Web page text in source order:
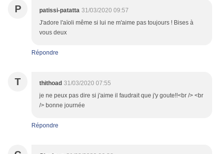
P patissi-patatta 31/03/2020 09:57
J'adore l'aïoli même si lui ne m'aime pas toujours ! Bises à
vous deux
Répondre
T thithoad 31/03/2020 07:55
je ne peux pas dire si j'aime il faudrait que j'y goute!!<br /> <br
/> bonne journée
Répondre